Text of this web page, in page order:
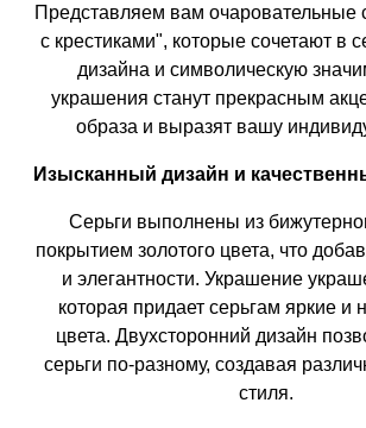
Представляем вам очаровательные
с крестиками", которые сочетают в
дизайна и символическую
украшения станут прекрасным
образа и выразят вашу
Изысканный дизайн и
Серьги выполнены из
покрытием золотого цвета, что
и элегантности. Украшение
которая придает серьгам яркие
цвета. Двухсторонний дизайн
серьги по-разному, создавая
стиля.